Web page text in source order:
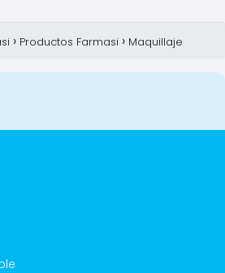
Productos Farmasi Maquillaje